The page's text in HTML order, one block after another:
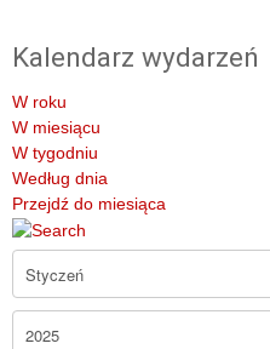
Kalendarz wydarzeń
W roku
W miesiącu
W tygodniu
Według dnia
Przejdź do miesiąca